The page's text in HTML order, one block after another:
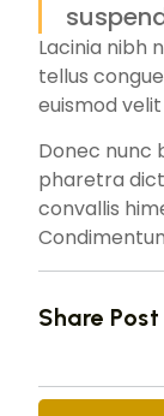
Lacinia nibh
tellus
euismod
Donec nunc
pharetra
convallis
Share Post